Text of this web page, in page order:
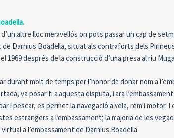
altre lloc meravellós on pots passar un cap de
de Darnius Boadella, situat als contraforts dels
1969 després de la construcció d’una presa al riu
durant molt de temps per l’honor de donar nom a
va posar fi a aquesta disputa, i ara
i pescar, es permet la navegació a vela, rem i motor.
estrangers a l’embassament; la majoria de les
a l’embassament de Darnius Boadella.